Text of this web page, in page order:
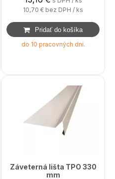
10,70 € bez DPH / ks
do 10 pracovných dní.
Záveterná lišta TPO 330
mm